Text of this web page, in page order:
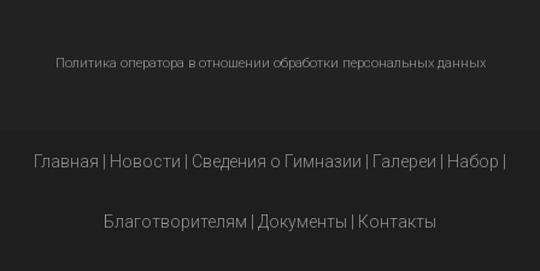
Политика оператора в отношении обработки персональных данных
Главная Новости Сведения о Гимназии Галереи Набор
Благотворителям Документы Контакты